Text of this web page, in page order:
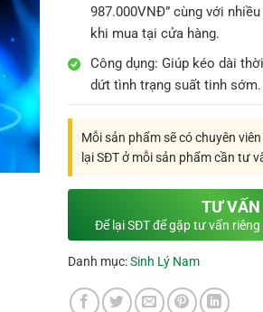
987.000VNĐ” cùng với
khi mua tại cửa hàng.
Công dụng: Giúp kéo dài
dứt tình trạng suất tinh sớm.
Mỗi sản phẩm sẽ có chuyên
lại SĐT ở mỗi sản phẩm cần tư
TƯ VẤN
Để lại SĐT để gặp tư vấn
Danh mục:Sinh Lý Nam